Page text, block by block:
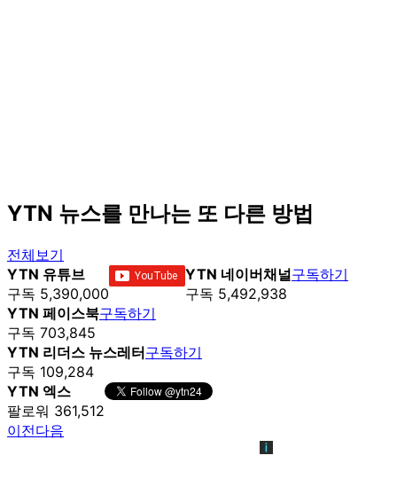
YTN 뉴스를 만나는 또 다른 방법
전체보기
YTN 유튜브
구독 5,390,000
YTN 네이버채널
구독 5,492,938
구독하기
YTN 페이스북
구독 703,845
구독하기
YTN 리더스 뉴스레터
구독 109,284
구독하기
YTN 엑스
팔로워 361,512
이전다음